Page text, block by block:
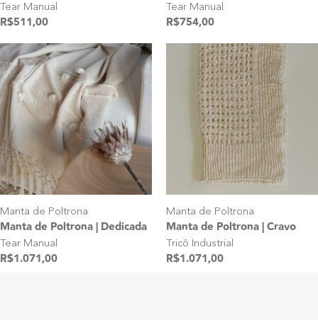
Tear Manual
R$511,00
Tear Manual
R$754,00
Manta de Poltrona
Manta de Poltrona | Dedicada
Tear Manual
R$1.071,00
Manta de Poltrona
Manta de Poltrona | Cravo
Tricô Industrial
R$1.071,00